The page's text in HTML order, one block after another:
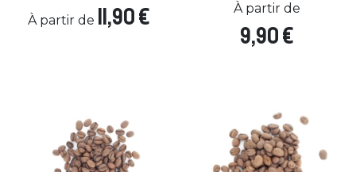
À partir de 11,90 € À partir de
9,90 €